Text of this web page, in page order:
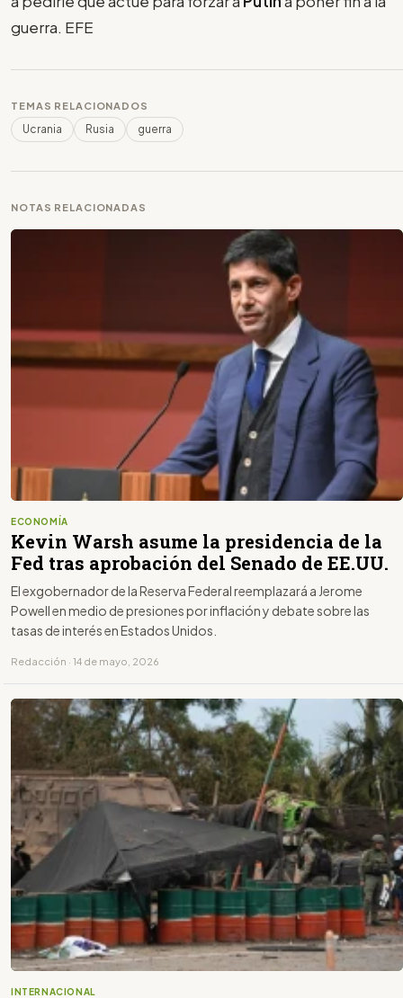
guerra. EFE
TEMAS RELACIONADOS
Ucrania Rusia guerra
NOTAS RELACIONADAS
ECONOMÍA
Kevin Warsh asume la presidencia de la
Fed tras aprobación del Senado de EE.UU.
El exgobernador de la Reserva Federal reemplazará a Jerome
Powell en medio de presiones por inflación y debate sobre las
tasas de interés en Estados Unidos.
Redacción · 14 de mayo, 2026
INTERNACIONAL